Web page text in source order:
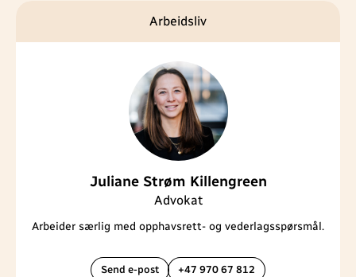
Arbeidsliv
Juliane Strøm Killengreen
Advokat
Arbeider særlig med opphavsrett- og vederlagsspørsmål.
Send e-post +47 970 67 812